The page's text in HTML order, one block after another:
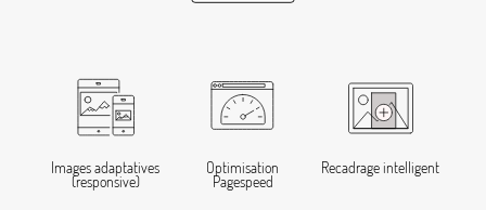
Images adaptatives
(responsive)
Optimisation
Pagespeed
Recadrage intelligent